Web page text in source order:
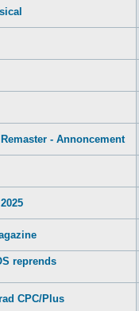
- Annoncement
reprends
CPC/Plus